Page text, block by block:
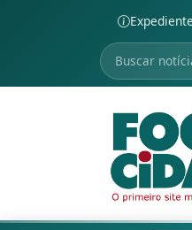
Expediente